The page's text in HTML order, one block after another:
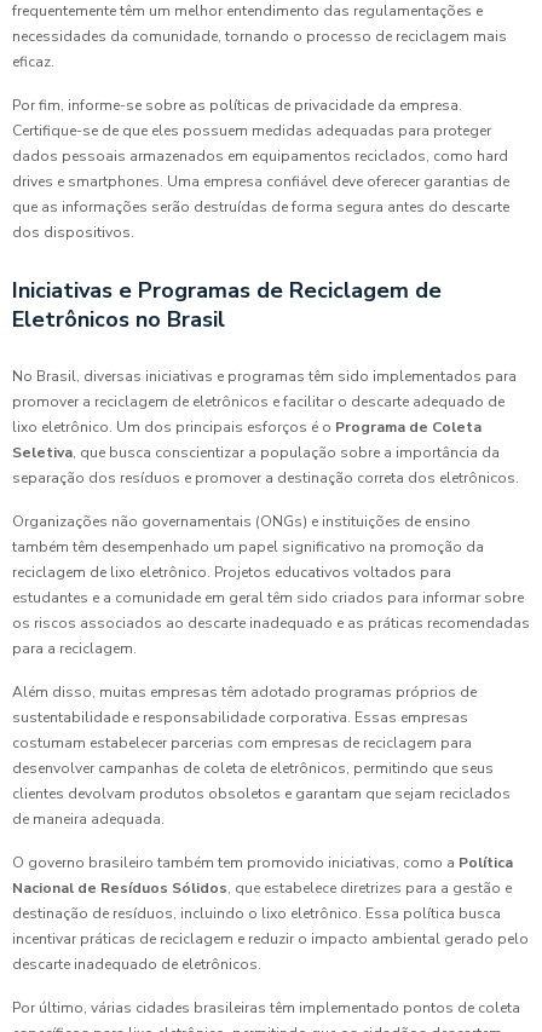
frequentemente têm um melhor entendimento das regulamentações e
necessidades da comunidade, tornando o processo de reciclagem mais
eficaz.
Por fim, informe-se sobre as políticas de privacidade da empresa.
Certifique-se de que eles possuem medidas adequadas para proteger
dados pessoais armazenados em equipamentos reciclados, como hard
drives e smartphones. Uma empresa confiável deve oferecer garantias de
que as informações serão destruídas de forma segura antes do descarte
dos dispositivos.
Iniciativas e Programas de Reciclagem de
Eletrônicos no Brasil
No Brasil, diversas iniciativas e programas têm sido implementados para
promover a reciclagem de eletrônicos e facilitar o descarte adequado de
lixo eletrônico. Um dos principais esforços é o Programa de Coleta
Seletiva, que busca conscientizar a população sobre a importância da
separação dos resíduos e promover a destinação correta dos eletrônicos.
Organizações não governamentais (ONGs) e instituições de ensino
também têm desempenhado um papel significativo na promoção da
reciclagem de lixo eletrônico. Projetos educativos voltados para
estudantes e a comunidade em geral têm sido criados para informar sobre
os riscos associados ao descarte inadequado e as práticas recomendadas
para a reciclagem.
Além disso, muitas empresas têm adotado programas próprios de
sustentabilidade e responsabilidade corporativa. Essas empresas
costumam estabelecer parcerias com empresas de reciclagem para
desenvolver campanhas de coleta de eletrônicos, permitindo que seus
clientes devolvam produtos obsoletos e garantam que sejam reciclados
de maneira adequada.
O governo brasileiro também tem promovido iniciativas, como a Política
Nacional de Resíduos Sólidos, que estabelece diretrizes para a gestão e
destinação de resíduos, incluindo o lixo eletrônico. Essa política busca
incentivar práticas de reciclagem e reduzir o impacto ambiental gerado pelo
descarte inadequado de eletrônicos.
Por último, várias cidades brasileiras têm implementado pontos de coleta